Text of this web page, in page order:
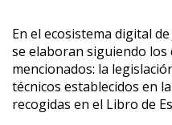
En el ecosistema digital
se elaboran siguiendo
mencionados: la
técnicos establecidos en
recogidas en el Libro de